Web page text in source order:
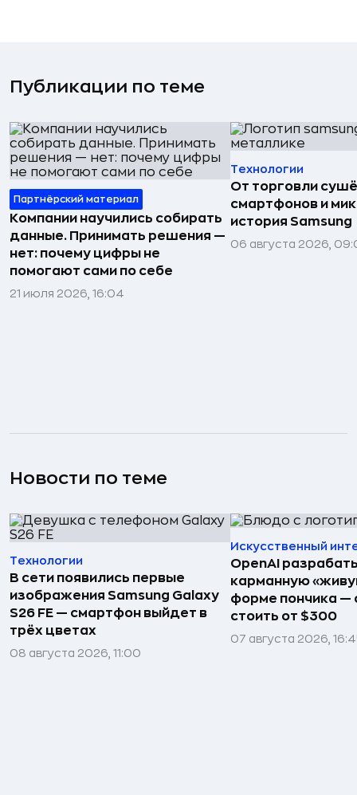
Публикации по теме
Партнёрский материал
Компании научились собирать
данные. Принимать решения —
нет: почему цифры не
помогают сами по себе
21 июля 2026, 16:04
Технологии
От торговли
смартфонов и
история Samsung
06 августа 2026,
Новости по теме
Технологии
В сети появились первые
изображения Samsung Galaxy
S26 FE — смартфон выйдет в
трёх цветах
08 августа 2026, 11:00
Искусственный
OpenAI
карманную
форме пончика —
стоить от $300
07 августа 2026,